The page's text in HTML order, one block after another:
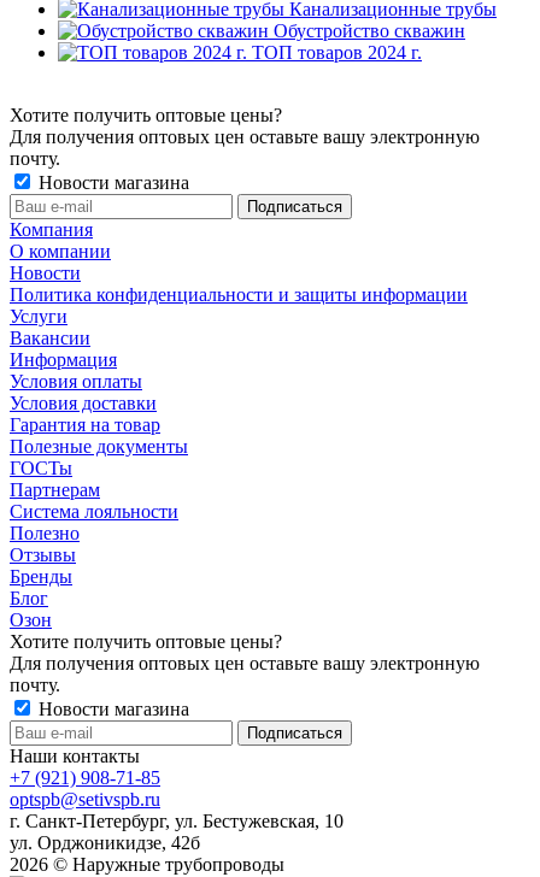
Канализационные трубы
Обустройство скважин
ТОП товаров 2024 г.
Хотите получить оптовые цены?
Для получения оптовых цен оставьте вашу электронную
почту.
Новости магазина
Компания
О компании
Новости
Политика конфиденциальности и защиты информации
Услуги
Вакансии
Информация
Условия оплаты
Условия доставки
Гарантия на товар
Полезные документы
ГОСТы
Партнерам
Система лояльности
Полезно
Отзывы
Бренды
Блог
Озон
Хотите получить оптовые цены?
Для получения оптовых цен оставьте вашу электронную
почту.
Новости магазина
Наши контакты
+7 (921) 908-71-85
optspb@setivspb.ru
г. Санкт-Петербург, ул. Бестужевская, 10
ул. Орджоникидзе, 42б
2026 © Наружные трубопроводы